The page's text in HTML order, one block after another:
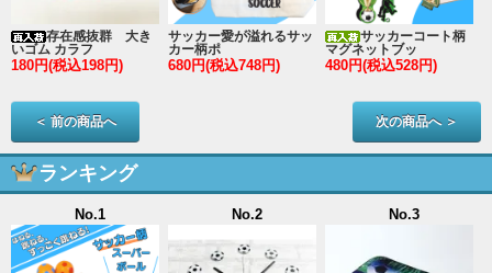
存在感抜群 大き
いゴム カラフ
180円(税込198円)
サッカー愛が溢れるサッ
カー柄ポ
680円(税込748円)
サッカーコート柄
マグネットブッ
480円(税込528円)
＜ 前の商品へ 次の商品へ ＞
ランキング
No.1 No.2 No.3